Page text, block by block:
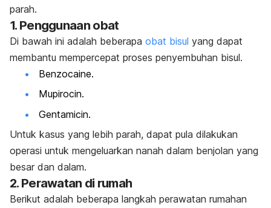
parah.
1. Penggunaan obat
Di bawah ini adalah beberapa obat bisul yang dapat
membantu mempercepat proses penyembuhan bisul.
Benzocaine.
Mupirocin.
Gentamicin.
Untuk kasus yang lebih parah, dapat pula dilakukan
operasi untuk mengeluarkan nanah dalam benjolan yang
besar dan dalam.
2. Perawatan di rumah
Berikut adalah beberapa langkah perawatan rumahan